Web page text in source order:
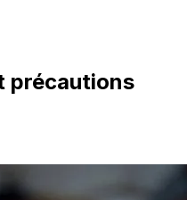
précautions